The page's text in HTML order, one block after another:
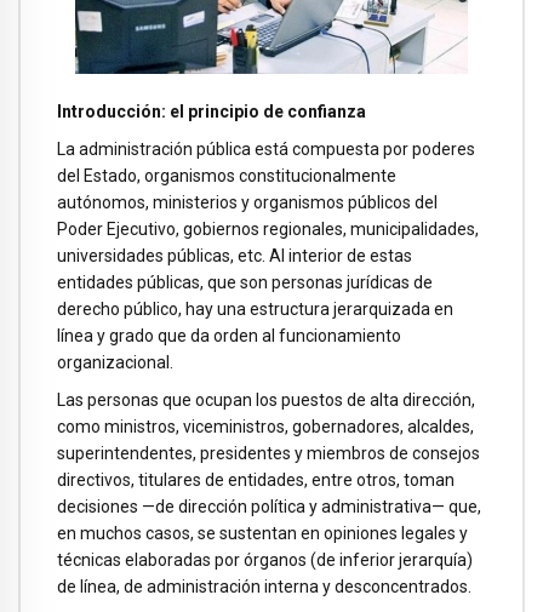
Introducción: el principio de confianza
La administración pública está compuesta por poderes
del Estado, organismos constitucionalmente
autónomos, ministerios y organismos públicos del
Poder Ejecutivo, gobiernos regionales, municipalidades,
universidades públicas, etc. Al interior de estas
entidades públicas, que son personas jurídicas de
derecho público, hay una estructura jerarquizada en
línea y grado que da orden al funcionamiento
organizacional.
Las personas que ocupan los puestos de alta dirección,
como ministros, viceministros, gobernadores, alcaldes,
superintendentes, presidentes y miembros de consejos
directivos, titulares de entidades, entre otros, toman
decisiones —de dirección política y administrativa— que,
en muchos casos, se sustentan en opiniones legales y
técnicas elaboradas por órganos (de inferior jerarquía)
de línea, de administración interna y desconcentrados.